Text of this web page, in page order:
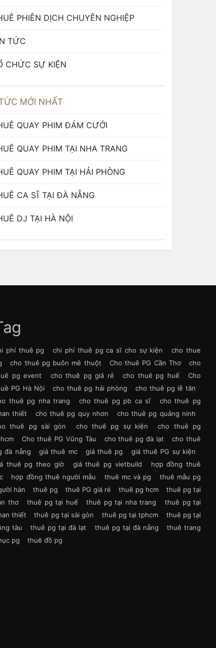
PHIÊN DỊCH CHUYÊN NGHIỆP
TỨC
CHỨC SỰ KIỆN
MỚI NHẤT
QUAY PHIM ĐÁM CƯỚI
QUAY PHIM TẠI NHA TRANG
QUAY PHIM TẠI HẢI PHÒNG
CA SĨ TẠI ĐÀ NẴNG
DJ TẠI HÀ NỘI
phí thuê pg chi phí thuê pg ca sĩ cho sự kiện
cho thue
cho thuê pg buôn mê thuột Cho thuê PG Cần Thơ
cho
pg event
cho thuê pg giá rẻ cho thuê pg huế
Cho
PG Hà Nội
cho thuê pg hải phòng
cho thuê pg lễ tân
thuê pg nha trang
cho thuê pg pb ca sĩ
cho thuê pg
thiết
cho thuê pg quy nhơn
cho thuê pg quảng ninh
thuê pg sài gòn
cho thuê pg sự kiện
cho thuê pg
Cho thuê PG Vũng Tàu cho thuê pg đà lạt
cho thuê
đà nẵng
giá thuê mc giá thuê pg
giá thuê PG sự kiện
thuê pg theo giờ
giá thuê pg vietbuild
hợp đồng thuê
hợp đồng thuê người mẫu thuê mc và pg
thuê mẫu pg
hàn
thuê pg thuê PG giá rẻ thuê pg hcm
thuê pg tại
thơ
thuê pg tại huế thuê pg tại nha trang
thuê pg tại
thiết
thuê pg tại sài gòn thuê pg tại tphcm
thuê pg tại
tàu
thuê pg tại đà lạt thuê pg tại đà nẵng
thuê trang
pg
thuê đồ pg